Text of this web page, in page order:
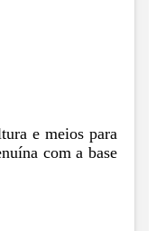
e meios para
com a base